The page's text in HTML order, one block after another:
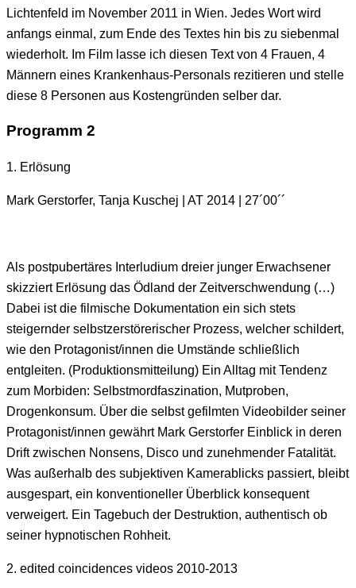
Lichtenfeld im November 2011 in Wien. Jedes Wort wird
anfangs einmal, zum Ende des Textes hin bis zu siebenmal
wiederholt. Im Film lasse ich diesen Text von 4 Frauen, 4
Männern eines Krankenhaus-Personals rezitieren und stelle
diese 8 Personen aus Kostengründen selber dar.
Programm 2
1. Erlösung
Mark Gerstorfer, Tanja Kuschej | AT 2014 | 27´00´´
Als postpubertäres Interludium dreier junger Erwachsener
skizziert Erlösung das Ödland der Zeitverschwendung (…)
Dabei ist die filmische Dokumentation ein sich stets
steigernder selbstzerstörerischer Prozess, welcher schildert,
wie den Protagonist/innen die Umstände schließlich
entgleiten. (Produktionsmitteilung) Ein Alltag mit Tendenz
zum Morbiden: Selbstmordfaszination, Mutproben,
Drogenkonsum. Über die selbst gefilmten Videobilder seiner
Protagonist/innen gewährt Mark Gerstorfer Einblick in deren
Drift zwischen Nonsens, Disco und zunehmender Fatalität.
Was außerhalb des subjektiven Kamerablicks passiert, bleibt
ausgespart, ein konventioneller Überblick konsequent
verweigert. Ein Tagebuch der Destruktion, authentisch ob
seiner hypnotischen Rohheit.
2. edited coincidences videos 2010-2013